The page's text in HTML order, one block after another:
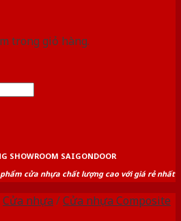
trong giỏ hàng.
SHOWROOM SAIGONDOOR
cửa nhựa chất lượng cao với giá rẻ nhất
Cửa nhựa /Cửa nhựa Composite